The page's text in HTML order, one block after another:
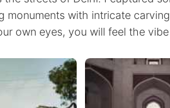
monuments with intricate
own eyes, you will feel the